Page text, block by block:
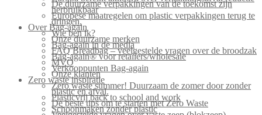
De duurzame verpakkingen van de toekomst zijn
herbruikbaar
Europese maatregelen om plastic verpakkingen terug te
dringen.
Over Bag-again
Wie ben ik?
Onze duurzame merken
Bag-again in de media
FAQ Breadbag – veelgestelde vragen over de broodzak
Bag-again® voor retailers/wholesale
MVO
Verkooppunten Bag-again
Onze klanten
Zero waste inspiratie
Zero waste summer! Duurzaam de zomer door zonder
plastic en afval.
Plasticvrij back to school and work
De beste tips om te starten met Zero Waste
Schoonmaken zonder plastic